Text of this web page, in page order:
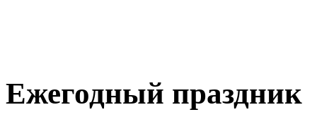
Ежегодный праздник